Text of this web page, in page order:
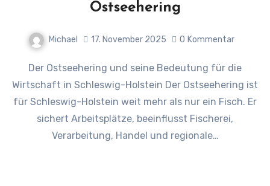
Ostseehering
Michael 17. November 2025 0 Kommentar
Der Ostseehering und seine Bedeutung für die
Wirtschaft in Schleswig-Holstein Der Ostseehering ist
für Schleswig-Holstein weit mehr als nur ein Fisch. Er
sichert Arbeitsplätze, beeinflusst Fischerei,
Verarbeitung, Handel und regionale…